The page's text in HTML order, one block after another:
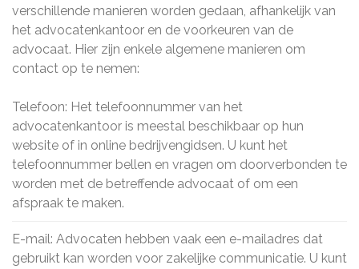
verschillende manieren worden gedaan, afhankelijk van
het advocatenkantoor en de voorkeuren van de
advocaat. Hier zijn enkele algemene manieren om
contact op te nemen:
Telefoon: Het telefoonnummer van het
advocatenkantoor is meestal beschikbaar op hun
website of in online bedrijvengidsen. U kunt het
telefoonnummer bellen en vragen om doorverbonden te
worden met de betreffende advocaat of om een
afspraak te maken.
E-mail: Advocaten hebben vaak een e-mailadres dat
gebruikt kan worden voor zakelijke communicatie. U kunt